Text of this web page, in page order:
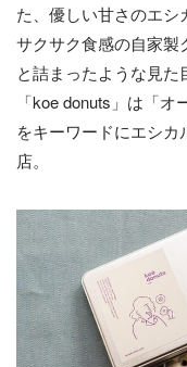
た、優しい甘さのエシ
サクサク食感の自家製
と詰まったような見た
「koe donuts」は「
をキーワードにエシ
店。